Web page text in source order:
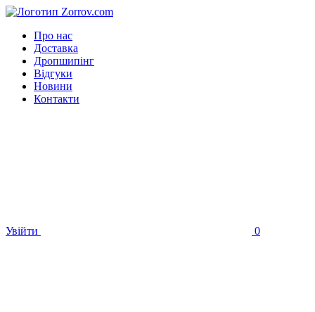
Про нас
Доставка
Дропшипінг
Відгуки
Новини
Контакти
Увійти 0